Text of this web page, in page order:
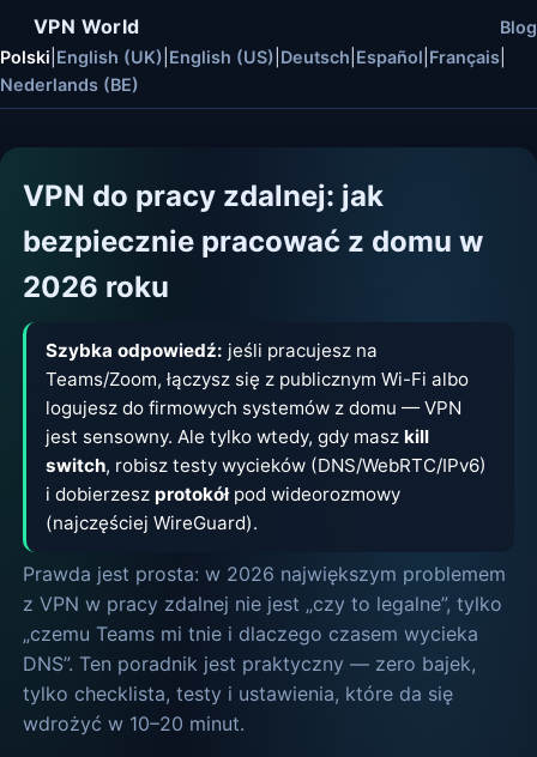
VPN World
Blog
Polski English (UK) English (US) Deutsch Español Français
Nederlands (BE)
VPN do pracy zdalnej: jak
bezpiecznie pracować z domu w
2026 roku
Szybka odpowiedź: jeśli pracujesz na
Teams/Zoom, łączysz się z publicznym Wi-Fi albo
logujesz do firmowych systemów z domu — VPN
jest sensowny. Ale tylko wtedy, gdy masz kill
switch, robisz testy wycieków (DNS/WebRTC/IPv6)
i dobierzesz protokółpod wideorozmowy
(najczęściej WireGuard).
Prawda jest prosta: w 2026 największym problemem
z VPN w pracy zdalnej nie jest „czy to legalne”, tylko
„czemu Teams mi tnie i dlaczego czasem wycieka
DNS”. Ten poradnik jest praktyczny — zero bajek,
tylko checklista, testy i ustawienia, które da się
wdrożyć w 10–20 minut.